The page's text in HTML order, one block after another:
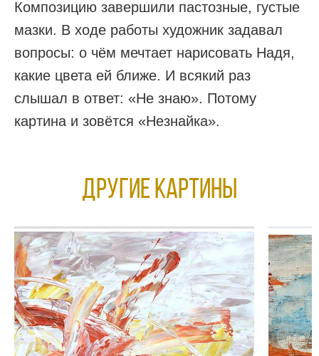
Композицию завершили пастозные, густые
мазки. В ходе работы художник задавал
вопросы: о чём мечтает нарисовать Надя,
какие цвета ей ближе. И всякий раз
слышал в ответ: «Не знаю». Потому
картина и зовётся «Незнайка».
Другие КАРТИНЫ